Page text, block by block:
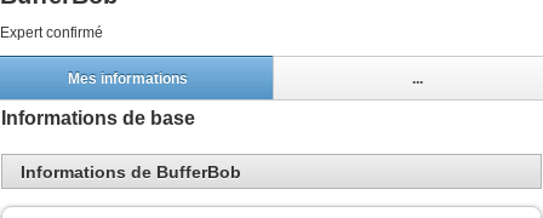
Expert confirmé
Mes informations ...
Informations de base
Informations de BufferBob